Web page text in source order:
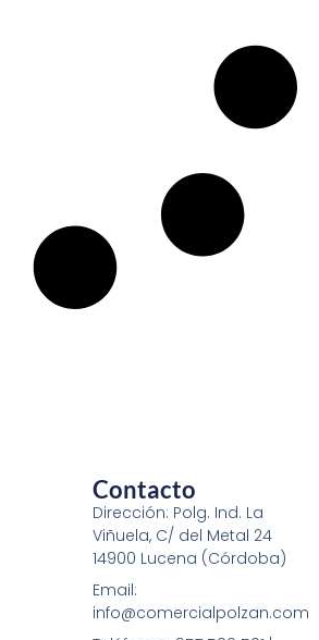
Contacto
Dirección: Polg. Ind. La
Viñuela, C/ del Metal 24
14900 Lucena (Córdoba)
Email:
info@comercialpolzan.com